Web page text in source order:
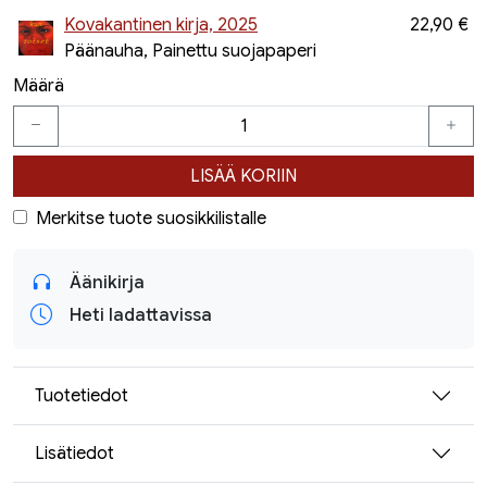
Kovakantinen kirja, 2025
Päänauha, Painettu suojapaperi
22,90 €
Määrä
LISÄÄ KORIIN
Merkitse tuote suosikkilistalle
Äänikirja
Heti ladattavissa
Tuotetiedot
Lisätiedot